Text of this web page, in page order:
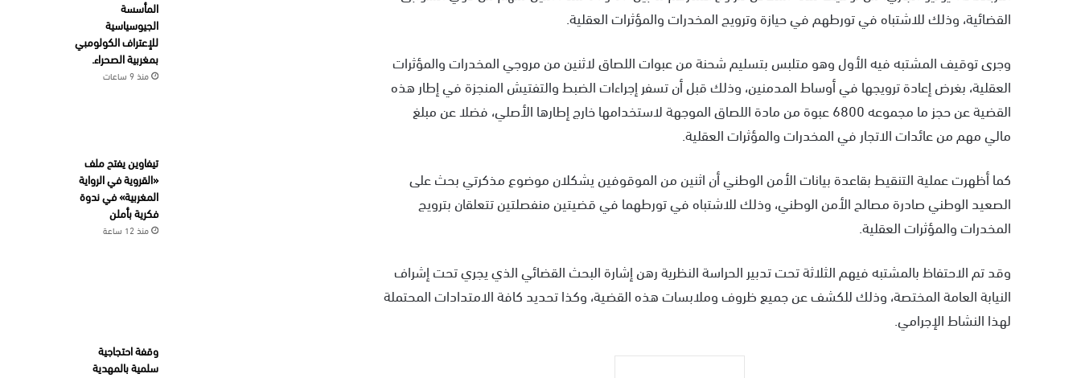
القضائية، وذلك للاشتباه في تورطهم في حيازة وترويج المخدرات والمؤثرات العقلية.
وجرى توقيف المشتبه فيه الأول وهو متلبس بتسليم شحنة من عبوات اللصاق لاثنين من مروجي المخدرات والمؤثرات
العقلية، بغرض إعادة ترويجها في أوساط المدمنين، وذلك قبل أن تسفر إجراءات الضبط والتفتيش المنجزة في إطار هذه
القضية عن حجز ما مجموعه 6800 عبوة من مادة اللصاق الموجهة لاستخدامها خارج إطارها الأصلي، فضلا عن مبلغ
مالي مهم من عائدات الاتجار في المخدرات والمؤثرات العقلية.
كما أظهرت عملية التنقيط بقاعدة بيانات الأمن الوطني أن اثنين من الموقوفين يشكلان موضوع مذكرتي بحث على
الصعيد الوطني صادرة مصالح الأمن الوطني، وذلك للاشتباه في تورطهما في قضيتين منفصلتين تتعلقان بترويج
المخدرات والمؤثرات العقلية.
وقد تم الاحتفاظ بالمشتبه فيهم الثلاثة تحت تدبير الحراسة النظرية رهن إشارة البحث القضائي الذي يجري تحت إشراف
النيابة العامة المختصة، وذلك للكشف عن جميع ظروف وملابسات هذه القضية، وكذا تحديد كافة الامتدادات المحتملة
لهذا النشاط الإجرامي.
المأسسة
الجيوسياسية
للإعتراف الكولومبي
بمغربية الصحراء.
منذ 9 ساعات
تيفاوين يفتح ملف
«القروية في الرواية
المغربية» في ندوة
فكرية بأملن
منذ 12 ساعة
وقفة احتجاجية
سلمية بالمهدية